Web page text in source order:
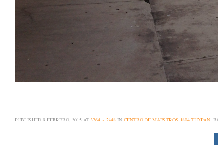
PUBLISHED 9 FEBRERO, 2015 AT 3264 × 2448 IN CENTRO DE MAESTROS 1804 TUXPAN.